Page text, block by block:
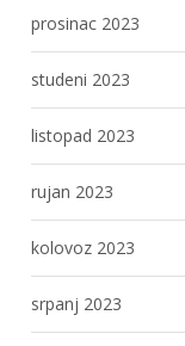
prosinac 2023
studeni 2023
listopad 2023
rujan 2023
kolovoz 2023
srpanj 2023